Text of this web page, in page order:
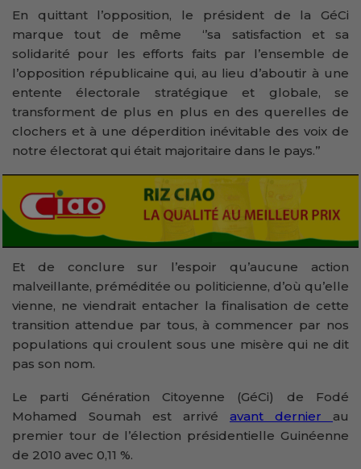
En quittant l’opposition, le président de la GéCi
marque tout de même ‘’sa satisfaction et sa
solidarité pour les efforts faits par l’ensemble de
l’opposition républicaine qui, au lieu d’aboutir à une
entente électorale stratégique et globale, se
transforment de plus en plus en des querelles de
clochers et à une déperdition inévitable des voix de
notre électorat qui était majoritaire dans le pays.’’
Et de conclure sur l’espoir qu’aucune action
malveillante, préméditée ou politicienne, d’où qu’elle
vienne, ne viendrait entacher la finalisation de cette
transition attendue par tous, à commencer par nos
populations qui croulent sous une misère qui ne dit
pas son nom.
Le parti Génération Citoyenne (GéCi) de Fodé
Mohamed Soumah est arrivé avant dernier
au
premier tour de l’élection présidentielle Guinéenne
de 2010 avec 0,11 %.